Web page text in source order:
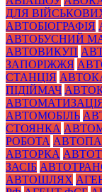
ДЛЯ
АВТОБІОГРАФІЯ
АВТОБУСНИЙ
АВТОВИКУП
ЗАПОРІЖЖЯ
СТАНЦІЯ
ПІДІЙМАЧ
АВТОМОБІЛЬ
СТОЯНКА
РОБОТА
АВТОРКА
ЗАСІБ
АВТОШЛЯХ